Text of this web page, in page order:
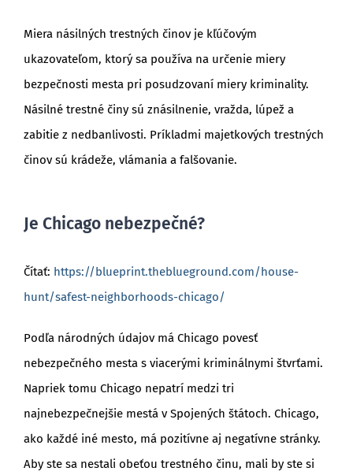
Miera násilných trestných činov je kľúčovým
ukazovateľom, ktorý sa používa na určenie miery
bezpečnosti mesta pri posudzovaní miery kriminality.
Násilné trestné činy sú znásilnenie, vražda, lúpež a
zabitie z nedbanlivosti. Príkladmi majetkových trestných
činov sú krádeže, vlámania a falšovanie.
Je Chicago nebezpečné?
Čítať: https://blueprint.theblueground.com/house-
hunt/safest-neighborhoods-chicago/
Podľa národných údajov má Chicago povesť
nebezpečného mesta s viacerými kriminálnymi štvrťami.
Napriek tomu Chicago nepatrí medzi tri
najnebezpečnejšie mestá v Spojených štátoch. Chicago,
ako každé iné mesto, má pozitívne aj negatívne stránky.
Aby ste sa nestali obeťou trestného činu, mali by ste si